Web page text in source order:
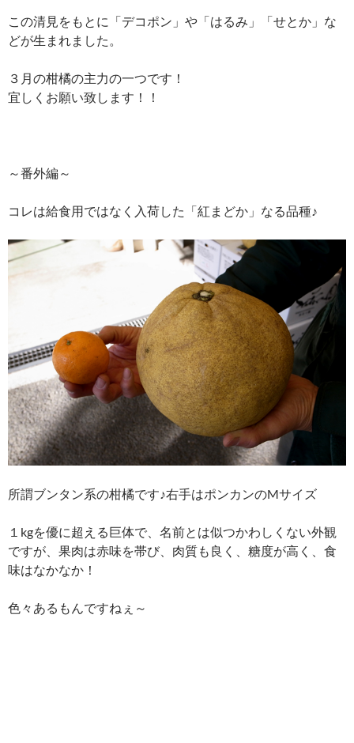
この清見をもとに「デコポン」や「はるみ」「せとか」な
どが生まれました。
３月の柑橘の主力の一つです！
宜しくお願い致します！！
～番外編～
コレは給食用ではなく入荷した「紅まどか」なる品種♪
所謂ブンタン系の柑橘です♪右手はポンカンのMサイズ
１kgを優に超える巨体で、名前とは似つかわしくない外観
ですが、果肉は赤味を帯び、肉質も良く、糖度が高く、食
味はなかなか！
色々あるもんですねぇ～